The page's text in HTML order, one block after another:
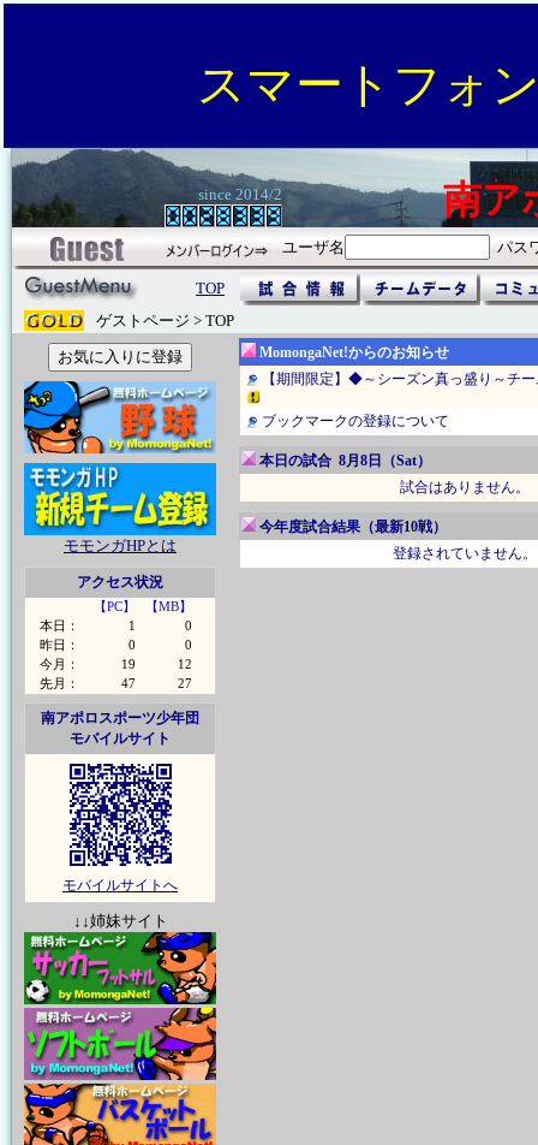
スマートフォ
since 2014/2 南ア
ユーザ名 パス
TOP
ゲストページ > TOP
モモンガHPとは
アクセス状況
【PC】
【MB】
本日：
1
0
昨日：
0
0
今月：
19
12
先月：
47 27
南アポロスポーツ少年団
モバイルサイト
モバイルサイトへ
↓↓姉妹サイト
MomongaNet!からのお知らせ
【期間限定】◆～シーズン真っ盛り～チ
ブックマークの登録について
本日の試合 8月8日（Sat）
試合はありません。
今年度試合結果（最新10戦）
登録されていません。